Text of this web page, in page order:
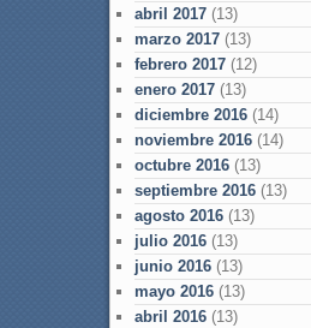
abril 2017(13)
marzo 2017(13)
febrero 2017(12)
enero 2017(13)
diciembre 2016(14)
noviembre 2016(14)
octubre 2016(13)
septiembre 2016(13)
agosto 2016(13)
julio 2016(13)
junio 2016(13)
mayo 2016(13)
abril 2016(13)